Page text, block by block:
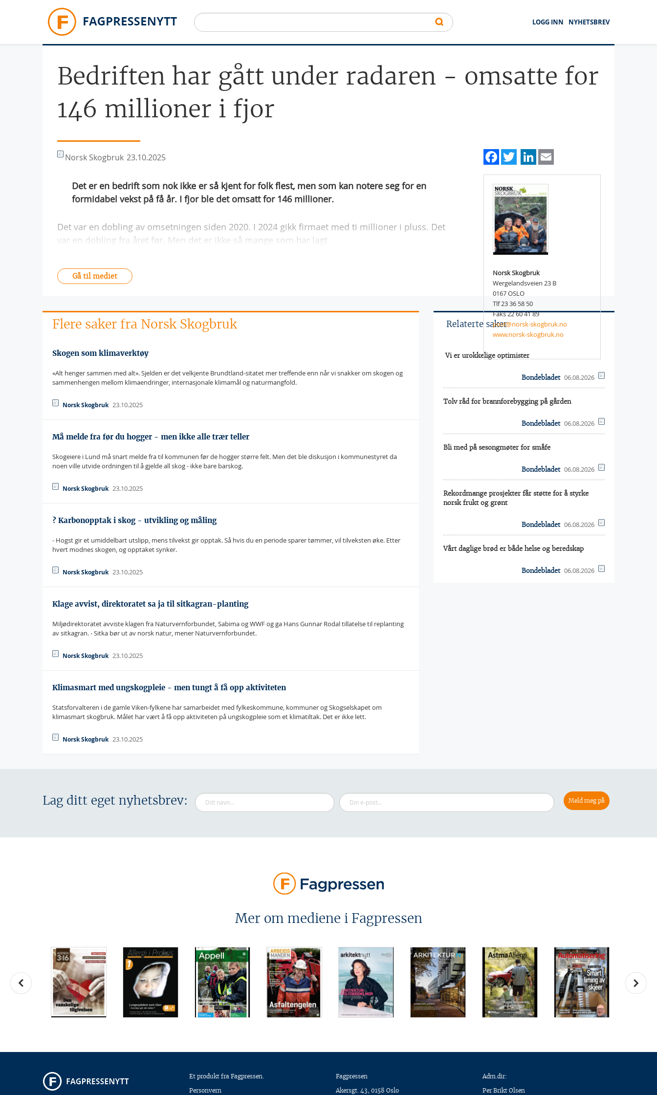
LOGG INN
NYHETSBREV
Bedriften har gått under radaren - omsatte for
146 millioner i fjor
Norsk Skogbruk 23.10.2025
Det er en bedrift som nok ikke er så kjent for folk flest, men som kan notere seg for en
formidabel vekst på få år. I fjor ble det omsatt for 146 millioner.
Det var en dobling av omsetningen siden 2020. I 2024 gikk firmaet med ti millioner i pluss. Det
var en dobling fra året før. Men det er ikke så mange som har lagt
Gå til mediet
Facebook
TwitterLinkedIn
Norsk Skogbruk
Wergelandsveien 23 B
0167 OSLO
Tlf 23 36 58 50
Faks 22 60 41 89
post@norsk-skogbruk.no
www.norsk-skogbruk.no
Flere saker fra Norsk Skogbruk
Skogen som klimaverktøy
«Alt henger sammen med alt». Sjelden er det velkjente Brundtland-sitatet mer treffende enn når vi snakker om skogen og
sammenhengen mellom klimaendringer, internasjonale klimamål og naturmangfold.
Norsk Skogbruk 23.10.2025
Må melde fra før du hogger - men ikke alle trær teller
Skogeiere i Lund må snart melde fra til kommunen før de hogger større felt. Men det ble diskusjon i kommunestyret da
noen ville utvide ordningen til å gjelde all skog - ikke bare barskog.
Norsk Skogbruk 23.10.2025
? Karbonopptak i skog - utvikling og måling
- Hogst gir et umiddelbart utslipp, mens tilvekst gir opptak. Så hvis du en periode sparer tømmer, vil tilveksten øke. Etter
hvert modnes skogen, og opptaket synker.
Norsk Skogbruk 23.10.2025
Klage avvist, direktoratet sa ja til sitkagran-planting
Miljødirektoratet avviste klagen fra Naturvernforbundet, Sabima og WWF og ga Hans Gunnar Rodal tillatelse til replanting
av sitkagran. - Sitka bør ut av norsk natur, mener Naturvernforbundet.
Norsk Skogbruk 23.10.2025
Klimasmart med ungskogpleie - men tungt å få opp aktiviteten
Statsforvalteren i de gamle Viken-fylkene har samarbeidet med fylkeskommune, kommuner og Skogselskapet om
klimasmart skogbruk. Målet har vært å få opp aktiviteten på ungskogpleie som et klimatiltak. Det er ikke lett.
Norsk Skogbruk 23.10.2025
Relaterte saker
 Vi er urokkelige optimister
Bondebladet 06.08.2026
Tolv råd for brannforebygging på gården
Bondebladet 06.08.2026
Bli med på sesongmøter for småfe
Bondebladet 06.08.2026
Rekordmange prosjekter får støtte for å styrke
norsk frukt og grønt
Bondebladet 06.08.2026
Vårt daglige brød er både helse og beredskap
Bondebladet 06.08.2026
Lag ditt eget nyhetsbrev:
Mer om mediene i Fagpressen
Et produkt fra Fagpressen.
Personvern
Fagpressen
Akersgt. 43, 0158 Oslo
Adm.dir:
Per Brikt Olsen